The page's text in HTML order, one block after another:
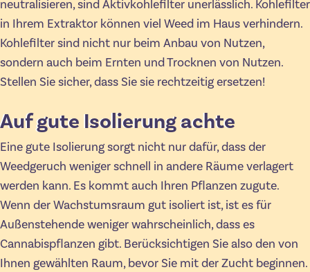
neutralisieren, sind Aktivkohlefilter unerlässlich. Kohlefilter
in Ihrem Extraktor können viel Weed im Haus verhindern.
Kohlefilter sind nicht nur beim Anbau von Nutzen,
sondern auch beim Ernten und Trocknen von Nutzen.
Stellen Sie sicher, dass Sie sie rechtzeitig ersetzen!
Auf gute Isolierung achte
Eine gute Isolierung sorgt nicht nur dafür, dass der
Weedgeruch weniger schnell in andere Räume verlagert
werden kann. Es kommt auch Ihren Pflanzen zugute.
Wenn der Wachstumsraum gut isoliert ist, ist es für
Außenstehende weniger wahrscheinlich, dass es
Cannabispflanzen gibt. Berücksichtigen Sie also den von
Ihnen gewählten Raum, bevor Sie mit der Zucht beginnen.